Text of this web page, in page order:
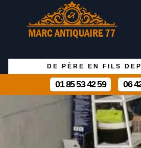
DE PÈRE EN FILS
01 85 53 42 59 06